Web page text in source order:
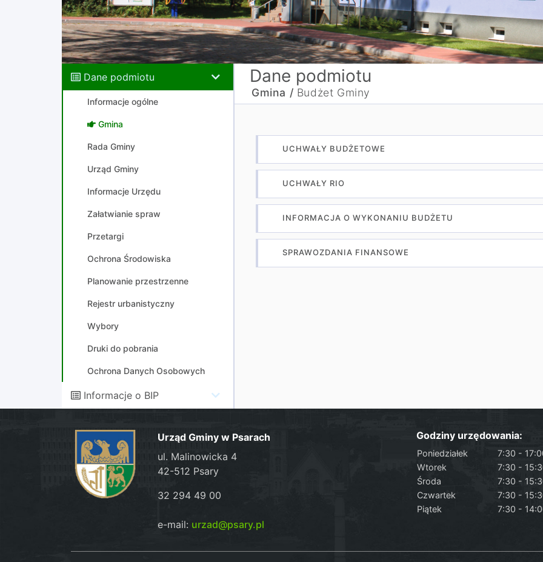
Dane podmiotu
Informacje ogólne
Gmina
Rada Gminy
Urząd Gminy
Informacje Urzędu
Załatwianie spraw
Przetargi
Ochrona Środowiska
Planowanie przestrzenne
Rejestr urbanistyczny
Wybory
Druki do pobrania
Ochrona Danych Osobowych
Informacje o BIP
Dane podmiotu
Gmina / Budżet Gminy
UCHWAŁY BUDŻETOWE
UCHWAŁY RIO
INFORMACJA O WYKONANIU BUDŻETU
SPRAWOZDANIA FINANSOWE
Urząd Gminy w Psarach
ul. Malinowicka 4
42-512 Psary
32 294 49 00
e-mail: urzad@psary.pl
Godziny urzędowania:
Poniedziałek
7:30 -
Wtorek
7:30 -
Środa
7:30 -
Czwartek
7:30 -
Piątek
7:30 -